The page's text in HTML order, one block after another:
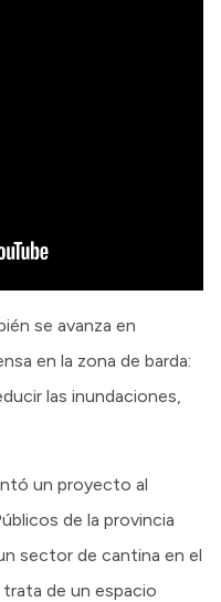
se avanza en
en la zona de barda:
las inundaciones,
un proyecto al
de la provincia
sector de cantina en el
de un espacio